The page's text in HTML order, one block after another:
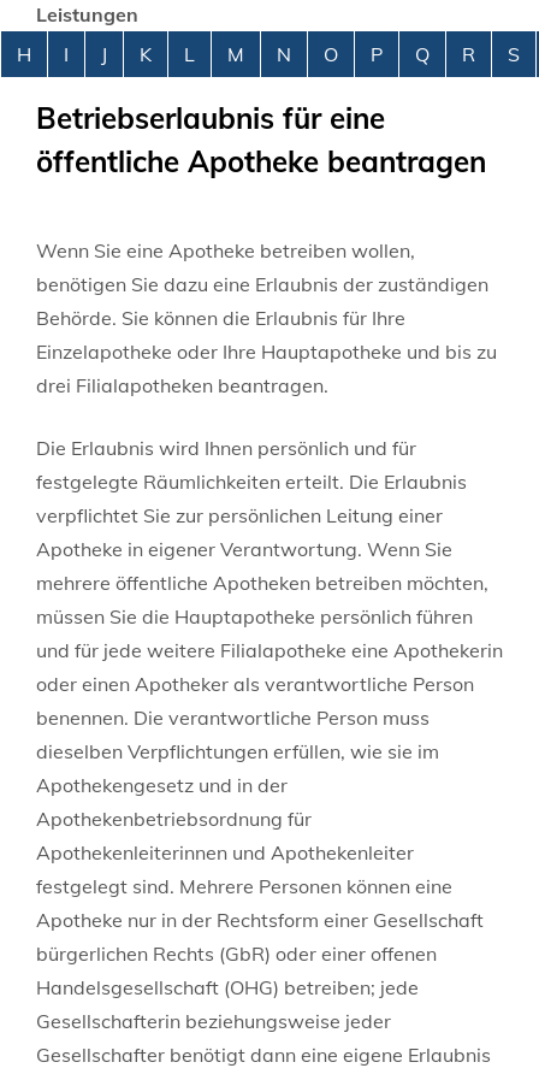
Leistungen
Alphabetisches Register überspringen
H I J K L M N O P Q R S
Betriebserlaubnis für eine
öffentliche Apotheke beantragen
Wenn Sie eine Apotheke betreiben wollen,
benötigen Sie dazu eine Erlaubnis der zuständigen
Behörde. Sie können die Erlaubnis für Ihre
Einzelapotheke oder Ihre Hauptapotheke und bis zu
drei Filialapotheken beantragen.
Die Erlaubnis wird Ihnen persönlich und für
festgelegte Räumlichkeiten erteilt. Die Erlaubnis
verpflichtet Sie zur persönlichen Leitung einer
Apotheke in eigener Verantwortung. Wenn Sie
mehrere öffentliche Apotheken betreiben möchten,
müssen Sie die Hauptapotheke persönlich führen
und für jede weitere Filialapotheke eine Apothekerin
oder einen Apotheker als verantwortliche Person
benennen. Die verantwortliche Person muss
dieselben Verpflichtungen erfüllen, wie sie im
Apothekengesetz und in der
Apothekenbetriebsordnung für
Apothekenleiterinnen und Apothekenleiter
festgelegt sind. Mehrere Personen können eine
Apotheke nur in der Rechtsform einer Gesellschaft
bürgerlichen Rechts (GbR) oder einer offenen
Handelsgesellschaft (OHG) betreiben; jede
Gesellschafterin beziehungsweise jeder
Gesellschafter benötigt dann eine eigene Erlaubnis